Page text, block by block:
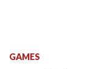
GAMES